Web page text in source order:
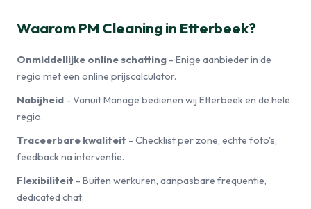
Waarom PM Cleaning in Etterbeek?
Onmiddellijke online schatting - Enige aanbieder in de
regio met een online prijscalculator.
Nabijheid - Vanuit Manage bedienen wij Etterbeek en de hele
regio.
Traceerbare kwaliteit - Checklist per zone, echte foto's,
feedback na interventie.
Flexibiliteit - Buiten werkuren, aanpasbare frequentie,
dedicated chat.